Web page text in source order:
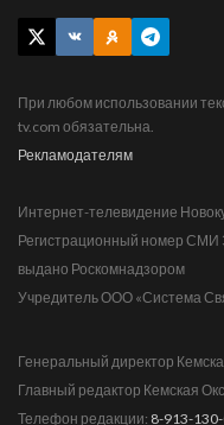
При любом использовании
tv.com обязательна.
Рекламодателям
Интернет-телевидение
Регистрационный номер
выдано Роскомнадзором
Учредитель ООО «Система
Генеральный директор
Главный редактор Кемская
Телефон редакции: 8-913-